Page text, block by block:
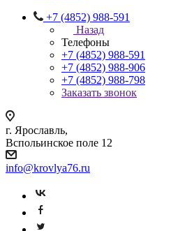
+7 (4852) 988-591
Назад
Телефоны
+7 (4852) 988-591
+7 (4852) 988-906
+7 (4852) 988-798
Заказать звонок
г. Ярославль,
Вспольинское поле 12
info@krovlya76.ru